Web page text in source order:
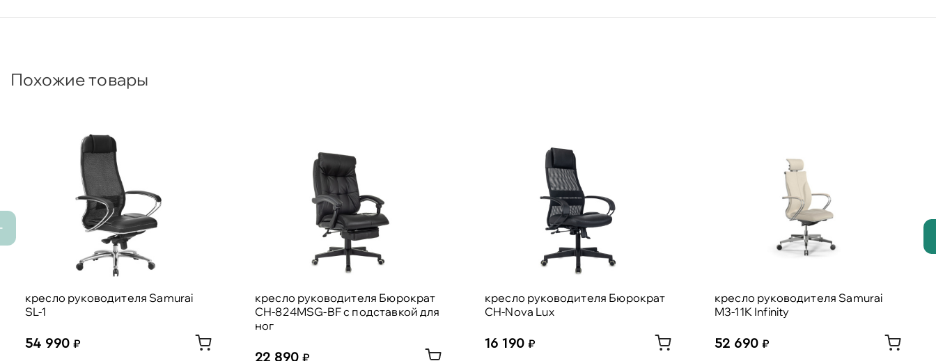
Похожие товары
кресло руководителя Samurai
SL-1
54 990
кресло руководителя Бюрократ
CH-824MSG-BF с подставкой для
ног
22 890
кресло руководителя Бюрократ
CH-Nova Lux
16 190
кресло руководителя Samurai
M3-11K Infinity
52 690